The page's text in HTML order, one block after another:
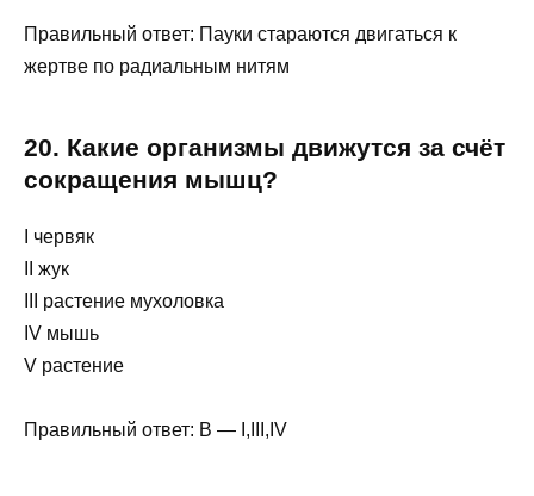
Правильный ответ: Пауки стараются двигаться к
жертве по радиальным нитям
20. Какие организмы движутся за счёт
сокращения мышц?
I червяк
II жук
III растение мухоловка
IV мышь
V растение
Правильный ответ: В — I,III,IV